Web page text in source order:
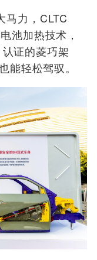
马力，CLTC
池加热技术，
证的菱巧架
能轻松驾驭。